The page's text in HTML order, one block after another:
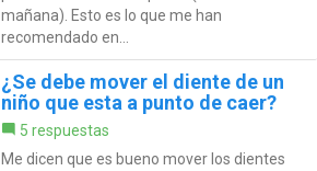
mañana). Esto es lo que me han
recomendado en...
¿Se debe mover el diente de un
niño que esta a punto de caer?
5 respuestas
Me dicen que es bueno mover los dientes